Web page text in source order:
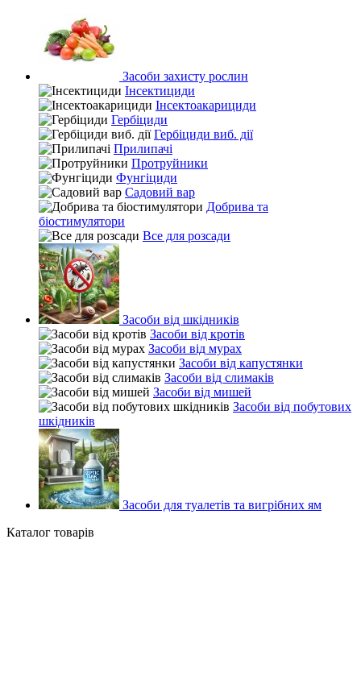
Засоби захисту рослин
Інсектициди
Інсектоакарициди
Гербіциди
Гербіциди виб. дії
Прилипачі
Протруйники
Фунгіциди
Садовий вар
Добрива та
біостимулятори
Все для розсади
Засоби від шкідників
Засоби від кротів
Засоби від мурах
Засоби від капустянки
Засоби від слимаків
Засоби від мишей
Засоби від побутових
шкідників
Засоби для туалетів та вигрібних ям
Каталог товарів